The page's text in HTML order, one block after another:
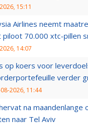
15:11
Airlines neemt
piloot 70.000 xtc-pillen
14:07
op koers voor
verder
2026, 11:44
na maandenlange
naar Tel Aviv